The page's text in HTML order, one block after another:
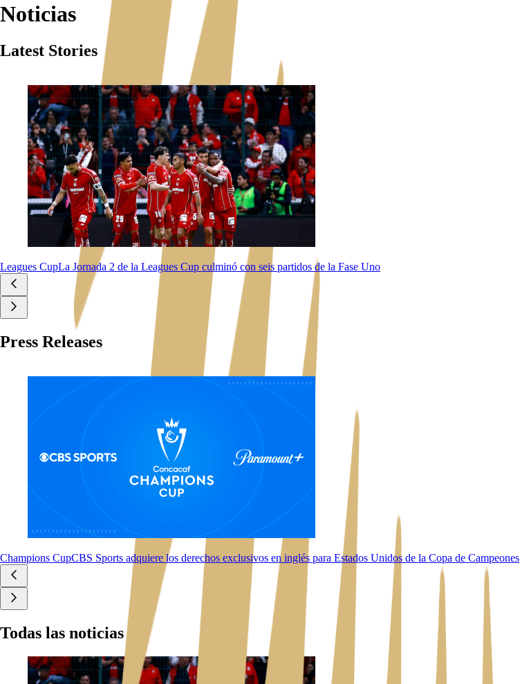
Noticias
Latest Stories
Leagues CupLa Jornada 2 de la Leagues Cup culminó con seis partidos de la Fase Uno
Press Releases
Champions CupCBS Sports adquiere los derechos exclusivos en inglés para Estados Unidos de la Copa de Campeones
Todas las noticias